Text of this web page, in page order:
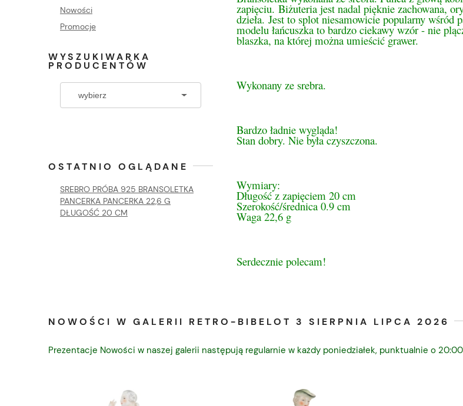
Nowości
Promocje
WYSZUKIWARKA
PRODUCENTÓW
OSTATNIO OGLĄDANE
SREBRO PRÓBA 925 BRANSOLETKA
PANCERKA PANCERKA 22,6 G
DŁUGOŚĆ 20 CM
zapięciu. Biżuteria jest nadal pięknie zachowana,
dzieła. Jest to splot niesamowicie popularny wśród
modelu łańcuszka to bardzo ciekawy wzór - nie
blaszka, na której można umieścić grawer.
Wykonany ze srebra.
Bardzo ładnie wygląda!
Stan dobry. Nie była czyszczona.
Wymiary:
Długość z zapięciem 20 cm
Szerokość/średnica 0.9 cm
Waga 22,6 g
Serdecznie polecam!
NOWOŚCI W GALERII RETRO-BIBELOT 3 SIERPNIA LIPCA 2026
Prezentacje Nowości w naszej galerii następują regularnie w każdy poniedziałek, punktualnie o